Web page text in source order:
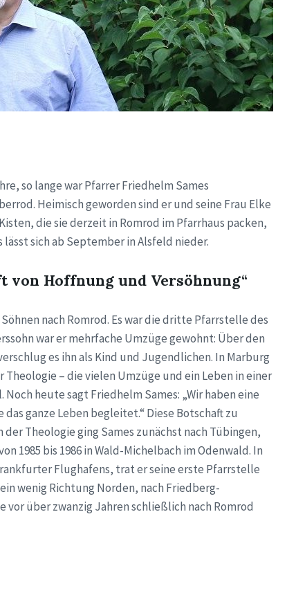
so lange war Pfarrer Friedhelm Sames
Heimisch geworden sind er und seine Frau Elke
die sie derzeit in Romrod im Pfarrhaus packen,
sich ab September in Alsfeld nieder.
von Hoffnung und Versöhnung“
nach Romrod. Es war die dritte Pfarrstelle des
war er mehrfache Umzüge gewohnt: Über den
es ihn als Kind und Jugendlichen. In Marburg
Theologie – die vielen Umzüge und ein Leben in einer
heute sagt Friedhelm Sames: „Wir haben eine
ganze Leben begleitet.“ Diese Botschaft zu
Theologie ging Sames zunächst nach Tübingen,
1985 bis 1986 in Wald-Michelbach im Odenwald. In
Flughafens, trat er seine erste Pfarrstelle
wenig Richtung Norden, nach Friedberg-
vor über zwanzig Jahren schließlich nach Romrod